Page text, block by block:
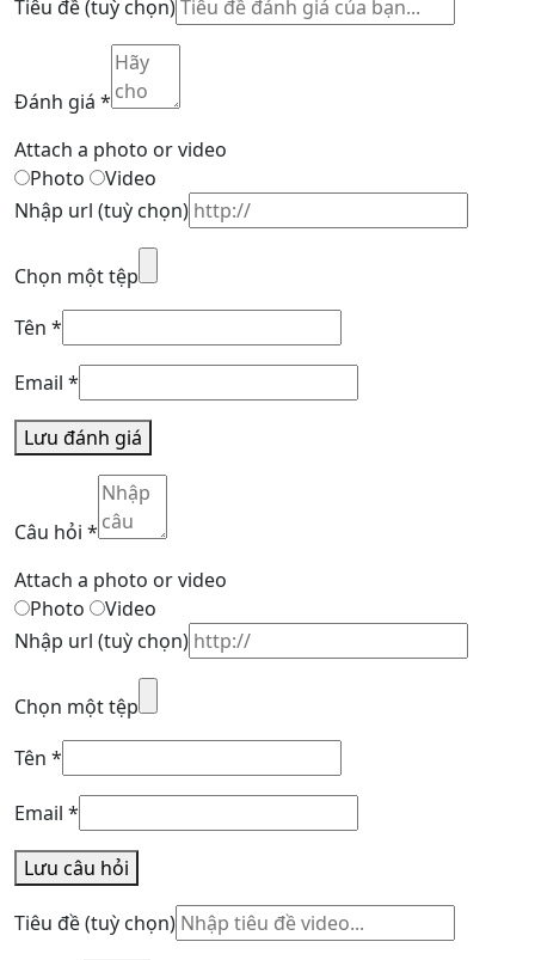
Tiêu đề(tuỳ chọn)
Đánh giá *
Attach a photo or video
Photo
Video
Nhập url (tuỳ chọn)
Chọn một tệp
Tên *
Email *
Lưu đánh giá
Câu hỏi *
Attach a photo or video
Photo
Video
Nhập url (tuỳ chọn)
Chọn một tệp
Tên *
Email *
Lưu câu hỏi
Tiêu đề(tuỳ chọn)